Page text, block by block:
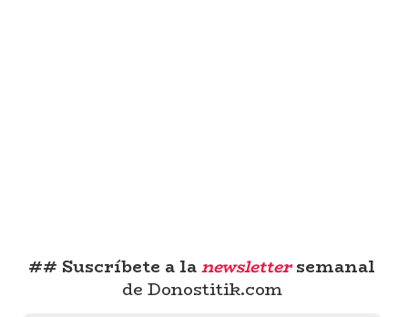
## Suscríbete a lanewslettersemanal
de Donostitik.com